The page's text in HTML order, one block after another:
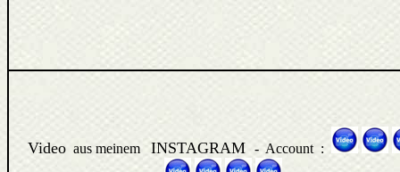
Videoaus meinem INSTAGRAM - Account :